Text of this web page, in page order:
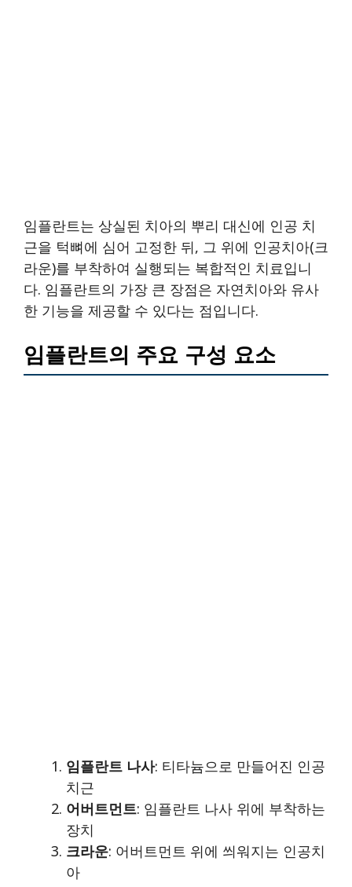
임플란트는 상실된 치아의 뿌리 대신에 인공 치
근을 턱뼈에 심어 고정한 뒤, 그 위에 인공치아(크
라운)를 부착하여 실행되는 복합적인 치료입니
다. 임플란트의 가장 큰 장점은 자연치아와 유사
한 기능을 제공할 수 있다는 점입니다.
임플란트의 주요 구성 요소
임플란트 나사: 티타늄으로 만들어진 인공
치근
어버트먼트: 임플란트 나사 위에 부착하는
장치
크라운: 어버트먼트 위에 씌워지는 인공치
아